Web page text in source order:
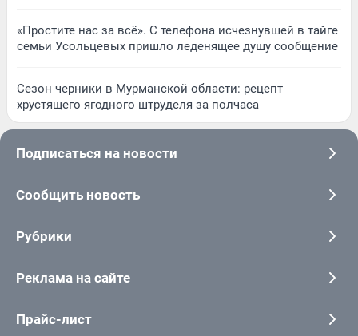
«Простите нас за всё». С телефона исчезнувшей в тайге
семьи Усольцевых пришло леденящее душу сообщение
Сезон черники в Мурманской области: рецепт
хрустящего ягодного штруделя за полчаса
Подписаться на новости
Сообщить новость
Рубрики
Реклама на сайте
Прайс-лист